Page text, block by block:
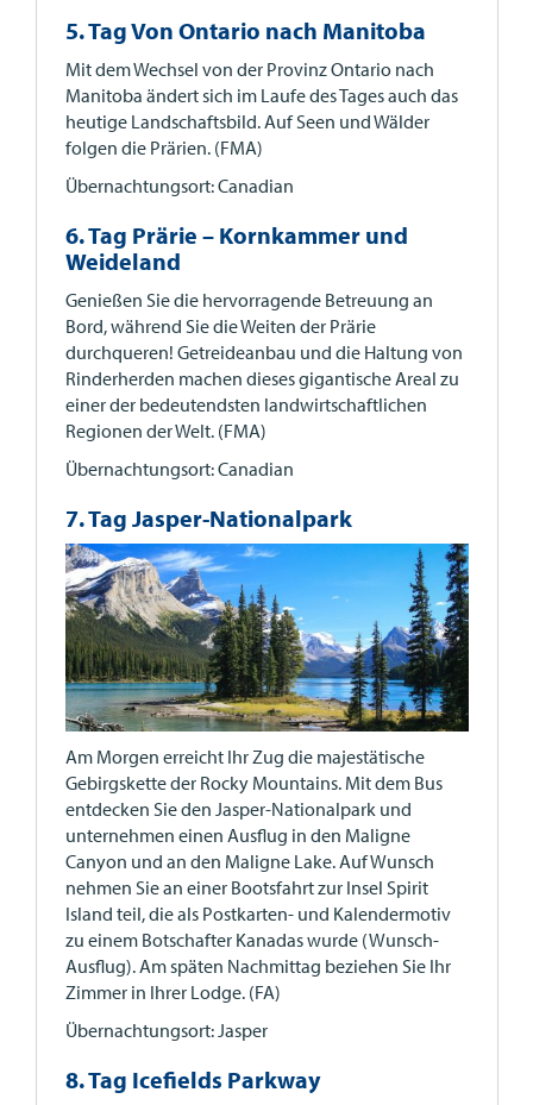
5. Tag Von Ontario nach Manitoba
Mit dem Wechsel von der Provinz Ontario nach
Manitoba ändert sich im Laufe des Tages auch das
heutige Landschaftsbild. Auf Seen und Wälder
folgen die Prärien. (FMA)
Übernachtungsort: Canadian
6. Tag Prärie – Kornkammer und
Weideland
Genießen Sie die hervorragende Betreuung an
Bord, während Sie die Weiten der Prärie
durchqueren! Getreideanbau und die Haltung von
Rinderherden machen dieses gigantische Areal zu
einer der bedeutendsten landwirtschaftlichen
Regionen der Welt. (FMA)
Übernachtungsort: Canadian
7. Tag Jasper-Nationalpark
Am Morgen erreicht Ihr Zug die majestätische
Gebirgskette der Rocky Mountains. Mit dem Bus
entdecken Sie den Jasper-Nationalpark und
unternehmen einen Ausflug in den Maligne
Canyon und an den Maligne Lake. Auf Wunsch
nehmen Sie an einer Bootsfahrt zur Insel Spirit
Island teil, die als Postkarten- und Kalendermotiv
zu einem Botschafter Kanadas wurde (Wunsch-
Ausflug). Am späten Nachmittag beziehen Sie Ihr
Zimmer in Ihrer Lodge. (FA)
Übernachtungsort: Jasper
8. Tag Icefields Parkway